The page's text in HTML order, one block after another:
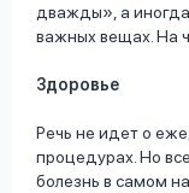
дважды», а
важных вещах. На
Здоровье
Речь не идет о
процедурах. Но
болезнь в самом